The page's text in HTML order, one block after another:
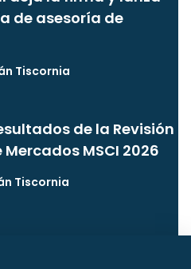
de asesoría de
Tiscornia
de la Revisión
MSCI 2026
Tiscornia